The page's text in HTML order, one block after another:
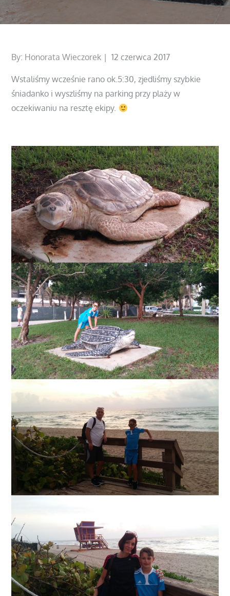
By: Honorata Wieczorek
Posted
12 czerwca 2017
Wstaliśmy wcześnie rano ok.5:30, zjedliśmy szybkie
śniadanko i wyszliśmy na parking przy plaży w
oczekiwaniu na resztę ekipy.